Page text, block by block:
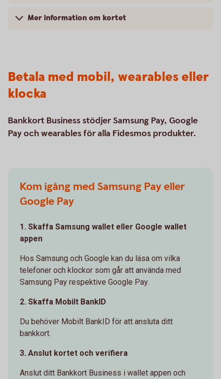
Mer information om kortet
Betala med mobil, wearables eller
klocka
Bankkort Business stödjer Samsung Pay, Google
Pay och wearables för alla Fidesmos produkter.
Kom igång med Samsung Pay eller
Google Pay
1. Skaffa Samsung wallet eller Google wallet
appen
Hos Samsung och Google kan du läsa om vilka
telefoner och klockor som går att använda med
Samsung Pay respektive Google Pay.
2. Skaffa Mobilt BankID
Du behöver Mobilt BankID för att ansluta ditt
bankkort.
3. Anslut kortet och verifiera
Anslut ditt Bankkort Business i wallet appen och